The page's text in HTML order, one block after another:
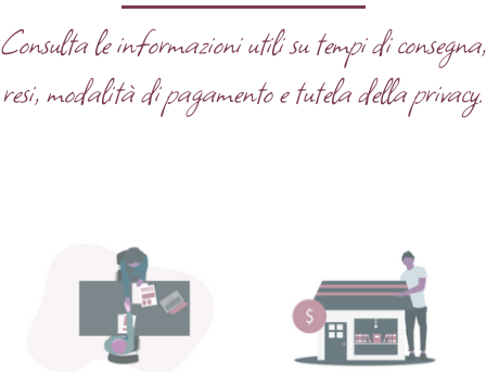
Consulta le informazioni utili su tempi di consegna,
resi, modalità di pagamento e tutela della privacy.